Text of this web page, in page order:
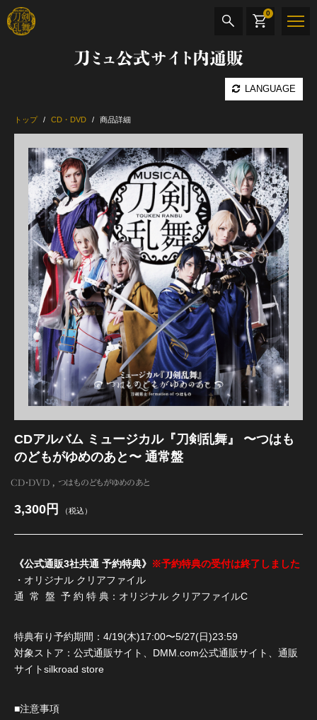
刀ミュ公式サイト内通販
LANGUAGE
0
CD・DVD BOOK その他
最新カテゴリー
加州清光 単騎出陣 極
髭切 単騎出陣 ～夢幻泡影～
江 おん すていじ かうんとだうんぱーてぃー
トップ CD・DVD 商品詳細
CDアルバム ミュージカル『刀剣乱舞』 〜つはも
のどもがゆめのあと〜 通常盤
CD・DVD つはものどもがゆめのあと
3,300円 （税込）
《公式通販3社共通 予約特典》 ※予約特典の受付は終了しました
・オリジナル クリアファイル
通 常 盤 予 約 特 典：オリジナル クリアファイルC
特典有り予約期間：4/19(木)17:00〜5/27(日)23:59
対象ストア：公式通販サイト、DMM.com公式通販サイト、通販
サイトsilkroad store
■注意事項